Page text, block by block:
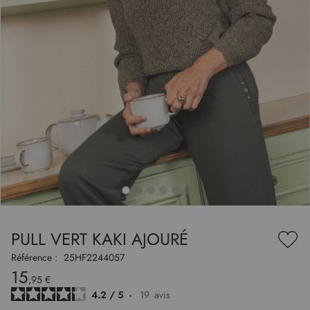
PULL VERT KAKI AJOURÉ
à
Référence : 25HF2244057
15,95 €
4.2 / 5 - 19 avis